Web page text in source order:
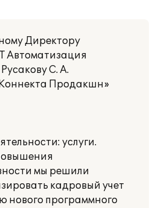
Директору
Автоматизация
С. А.
Продакшн»
услуги.
мы решили
кадровый учет
нового программного